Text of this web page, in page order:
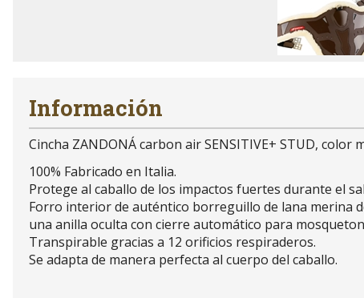
Información
Cincha ZANDONÁ carbon air SENSITIVE+ STUD, color
100% Fabricado en Italia.
Protege al caballo de los impactos fuertes durante el
Forro interior de auténtico borreguillo de lana merina
una anilla oculta con cierre automático para
Transpirable gracias a 12 orificios respiraderos.
Se adapta de manera perfecta al cuerpo del caballo.